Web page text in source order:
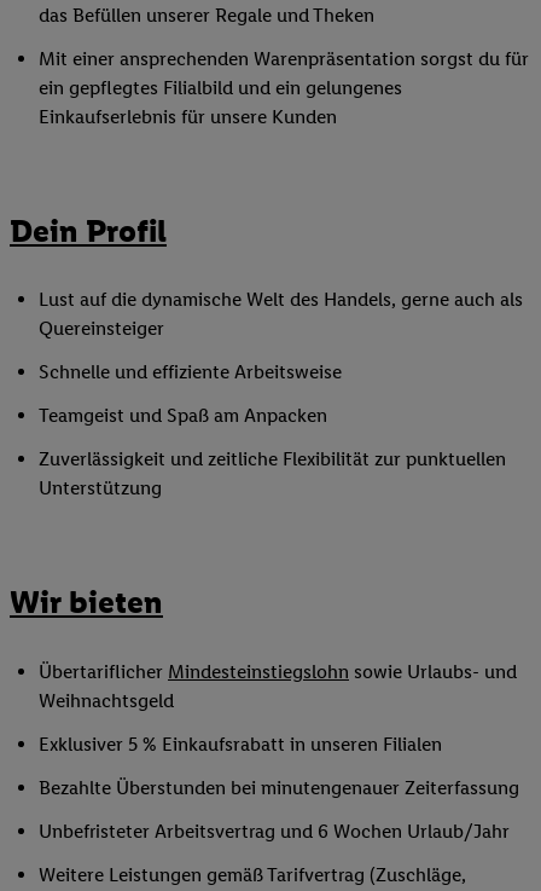
das Befüllen unserer Regale und Theken
Mit einer ansprechenden Warenpräsentation sorgst du für
ein gepflegtes Filialbild und ein gelungenes
Einkaufserlebnis für unsere Kunden
Dein Profil
Lust auf die dynamische Welt des Handels, gerne auch als
Quereinsteiger
Schnelle und effiziente Arbeitsweise
Teamgeist und Spaß am Anpacken
Zuverlässigkeit und zeitliche Flexibilität zur punktuellen
Unterstützung
Wir bieten
Übertariflicher Mindesteinstiegslohn sowie Urlaubs- und
Weihnachtsgeld
Exklusiver 5 % Einkaufsrabatt in unseren Filialen
Bezahlte Überstunden bei minutengenauer Zeiterfassung
Unbefristeter Arbeitsvertrag und 6 Wochen Urlaub/Jahr
Weitere Leistungen gemäß Tarifvertrag (Zuschläge,